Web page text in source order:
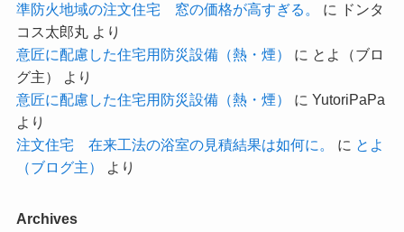
準防火地域の注文住宅 窓の価格が高すぎる。
に
ドンタ
コス太郎丸より
意匠に配慮した住宅用防災設備（熱・煙）
に とよ（ブロ
グ主）
より
意匠に配慮した住宅用防災設備（熱・煙）
に YutoriPaPa
より
注文住宅 在来工法の浴室の見積結果は如何に。
に とよ
（ブログ主）
より
Archives